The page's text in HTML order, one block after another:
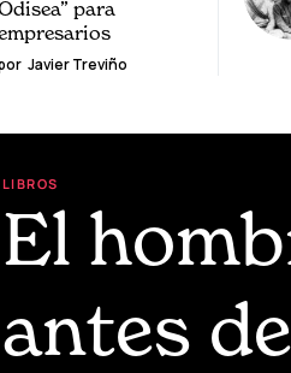
para
Javier Treviño
LIBROS
El
antes